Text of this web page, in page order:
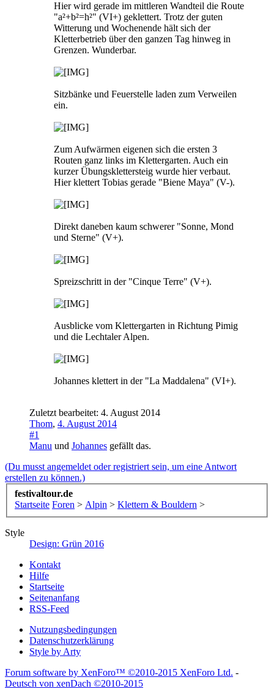
Hier wird gerade im mittleren Wandteil die Route
"a²+b²=h²" (VI+) geklettert. Trotz der guten
Witterung und Wochenende hält sich der
Kletterbetrieb über den ganzen Tag hinweg in
Grenzen. Wunderbar.
Sitzbänke und Feuerstelle laden zum Verweilen
ein.
Zum Aufwärmen eigenen sich die ersten 3
Routen ganz links im Klettergarten. Auch ein
kurzer Übungsklettersteig wurde hier verbaut.
Hier klettert Tobias gerade "Biene Maya" (V-).
Direkt daneben kaum schwerer "Sonne, Mond
und Sterne" (V+).
Spreizschritt in der "Cinque Terre" (V+).
Ausblicke vom Klettergarten in Richtung Pimig
und die Lechtaler Alpen.
Johannes klettert in der "La Maddalena" (VI+).
Zuletzt bearbeitet: 4. August 2014
Thom, 4. August 2014
#1
Manu und Johannes gefällt das.
(Du musst angemeldet oder registriert sein, um eine Antwort
erstellen zu können.)
festivaltour.de
Startseite Foren > Alpin > Klettern & Bouldern >
Style
Design: Grün 2016
Kontakt
Hilfe
Startseite
Seitenanfang
RSS-Feed
Nutzungsbedingungen
Datenschutzerklärung
Style by Arty
Forum software by XenForo™ ©2010-2015 XenForo Ltd. -
Deutsch von xenDach ©2010-2015